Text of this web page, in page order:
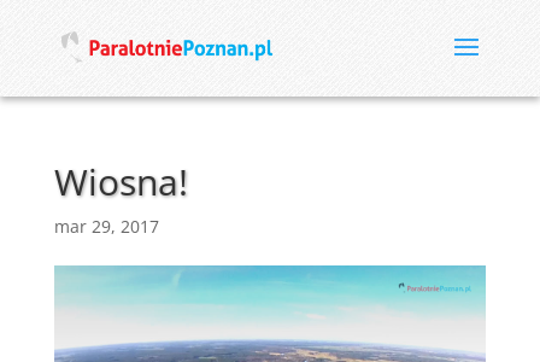
Wiosna!
mar 29, 2017